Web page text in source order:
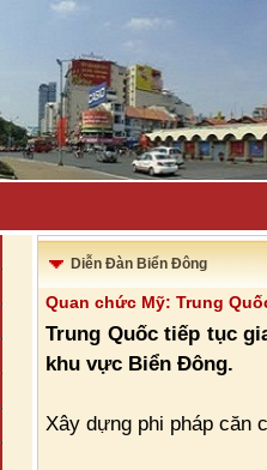
tuyên bố đẩ_
Diễn Đàn Biển Đông
Quan chức Mỹ: Trung
Trung Quốc tiếp tục
khu vực Biển Đông.
Xây dựng phi pháp căn